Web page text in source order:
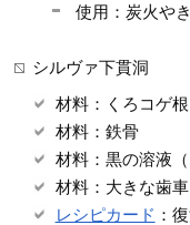
使用：炭火や
シルヴァ下貫洞
材料：くろコゲ根
材料：鉄骨
材料：黒の溶液（
材料：大きな歯車
レシピカード ：